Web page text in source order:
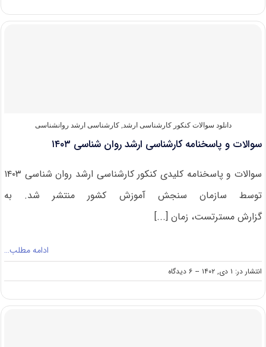
پاسخنامه
دانلود سوالات کنکور کارشناسی ارشد,کارشناسی ارشد روانشناسی
سوالات و پاسخنامه کارشناسی ارشد روان شناسی ۱۴۰۳
سوالات و پاسخنامه کلیدی کنکور کارشناسی ارشد روان شناسی ۱۴۰۳
توسط سازمان سنجش آموزش کشور منتشر شد. به
گزارش مسترتست، زمان [...]
ادامه مطلب…
انتشار در: ۱ دی, ۱۴۰۲ -- ۶ دیدگاه
on
سوالات
پاسخنامه